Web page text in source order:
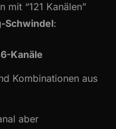
mit “121 Kanälen”
Schwindel:
Kanäle
Kombinationen aus
aber